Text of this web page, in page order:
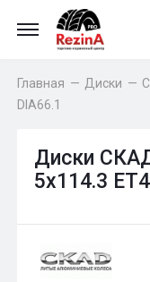
Главная — Диски —
DIA66.1
Диски
5x114.3